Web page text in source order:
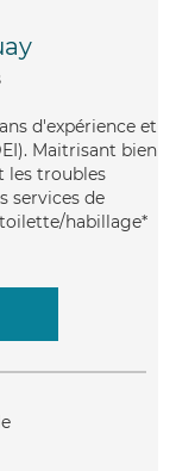
d'expérience et
Maitrisant bien
les troubles
services de
habillage*